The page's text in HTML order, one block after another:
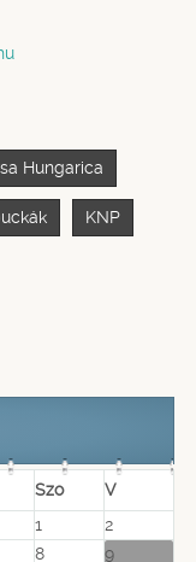
Hungarica
KNP
Szo
V
1
2
8 9